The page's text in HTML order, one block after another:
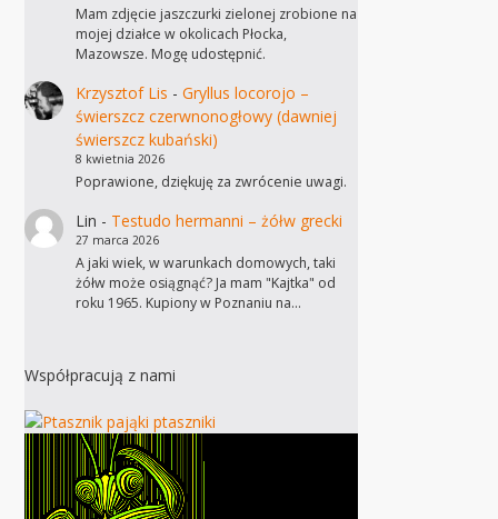
Mam zdjęcie jaszczurki zielonej zrobione na
mojej działce w okolicach Płocka,
Mazowsze. Mogę udostępnić.
Krzysztof Lis - Gryllus locorojo –
świerszcz czerwnonogłowy (dawniej
świerszcz kubański)
8 kwietnia 2026
Poprawione, dziękuję za zwrócenie uwagi.
Lin - Testudo hermanni – żółw grecki
27 marca 2026
A jaki wiek, w warunkach domowych, taki
żółw może osiągnąć? Ja mam "Kajtka" od
roku 1965. Kupiony w Poznaniu na…
Współpracują z nami